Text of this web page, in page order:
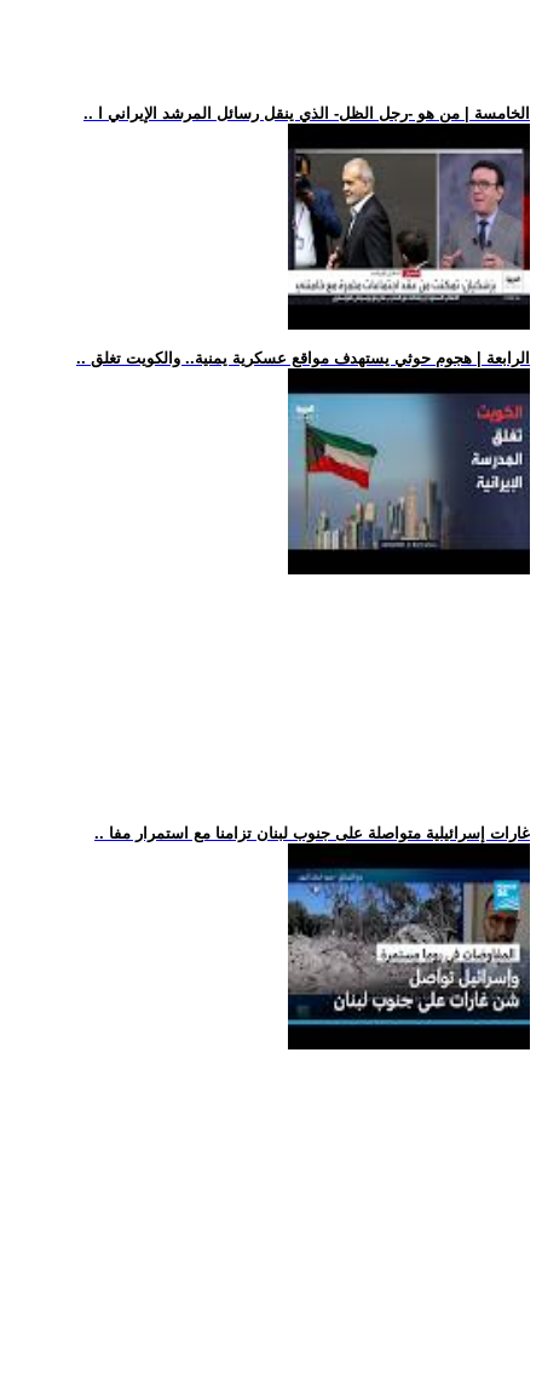
.. الخامسة | من هو -رجل الظل- الذي ينقل رسائل المرشد الإيراني ا
.. الرابعة | هجوم حوثي يستهدف مواقع عسكرية يمنية.. والكويت تغلق
.. غارات إسرائيلية متواصلة على جنوب لبنان تزامنا مع استمرار مفا